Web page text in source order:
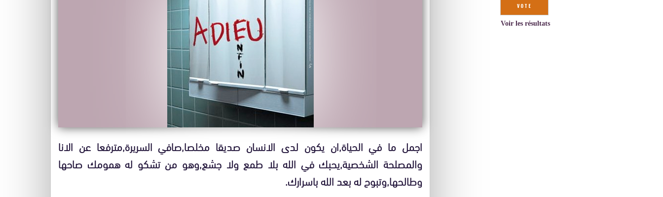
اجمل ما في الحياة,ان يكون لدى الانسان صديقا مخلصا,صافي السريرة,مترفعا عن الانا
والمصلحة الشخصية,يحبك في الله بلا طمع ولا جشع,وهو من تشكو له همومك صاحها
وطالحها,وتبوح له بعد الله باسرارك.
Voir les résultats